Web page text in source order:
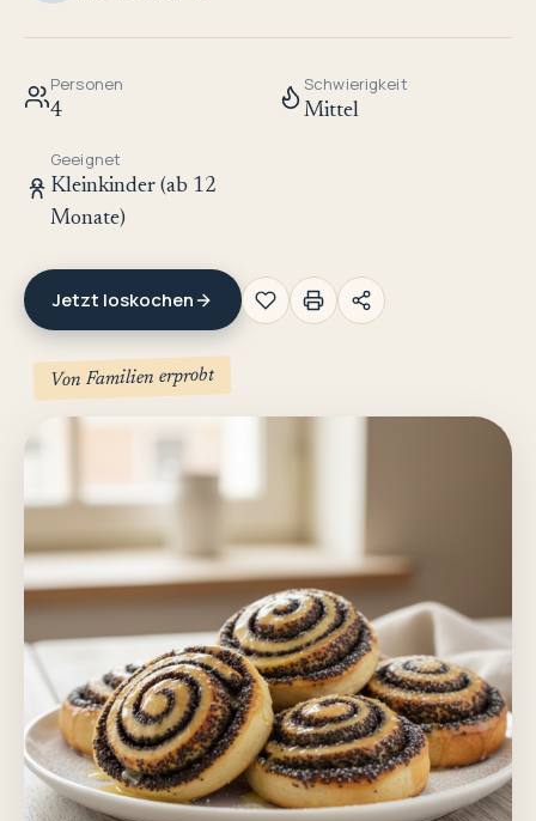
Personen
4
Schwierigkeit
Mittel
Geeignet
Kleinkinder (ab 12
Monate)
Jetzt loskochen
Von Familien erprobt